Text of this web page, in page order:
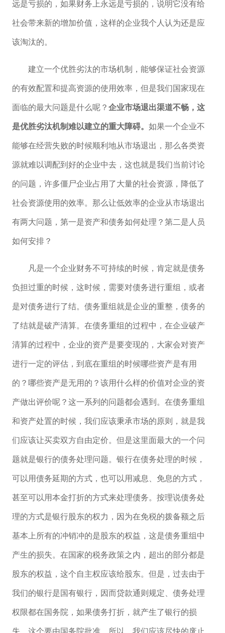
远是亏损的，如果财务上永远是亏损的，说明它没有给
社会带来新的增加价值，这样的企业我个人认为还是应
该淘汰的。
建立一个优胜劣汰的市场机制，能够保证社会资源
的有效配置和提高资源的使用效率，但是我们国家现在
面临的最大问题是什么呢？企业市场退出渠道不畅，这
是优胜劣汰机制难以建立的重大障碍。如果一个企业不
能够在经营失败的时候顺利地从市场退出，那么各类资
源就难以调配到好的企业中去，这也就是我们当前讨论
的问题，许多僵尸企业占用了大量的社会资源，降低了
社会资源使用的效率。那么让低效率的企业从市场退出
有两大问题，第一是资产和债务如何处理？第二是人员
如何安排？
凡是一个企业财务不可持续的时候，肯定就是债务
负担过重的时候，这时候，需要对债务进行重组，或者
是对债务进行了结。债务重组就是企业的重整，债务的
了结就是破产清算。在债务重组的过程中，在企业破产
清算的过程中，企业的资产是要变现的，大家会对资产
进行一定的评估，到底在重组的时候哪些资产是有用
的？哪些资产是无用的？该用什么样的价值对企业的资
产做出评价呢？这一系列的问题都会遇到。在债务重组
和资产处置的时候，我们应该秉承市场的原则，就是我
们应该让买卖双方自由定价。但是这里面最大的一个问
题就是银行的债务处理问题。银行在债务处理的时候，
可以用债务延期的方式，也可以用减息、免息的方式，
甚至可以用本金打折的方式来处理债务。按理说债务处
理的方式是银行股东的权力，因为在免税的拨备额之后
基本上所有的冲销冲的是股东的权益，这是债务重组中
产生的损失。在国家的税务政策之内，超出的部分都是
股东的权益，这个自主权应该给股东。但是，过去由于
我们的银行是国有银行，因而贷款通则规定、债务处理
权限都在国务院，如果债务打折，就产生了银行的损
失，这个要由国务院批准。所以，我们应该尽快的废止